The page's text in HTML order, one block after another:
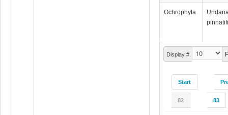
Display #
Start
82 83
Ochrophyta